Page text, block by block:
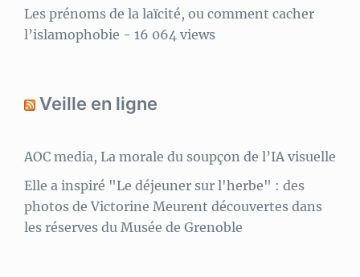
Les prénoms de la laïcité, ou comment cacher
l’islamophobie - 16 064 views
Veille en ligne
AOC media, La morale du soupçon de l’IA visuelle
Elle a inspiré "Le déjeuner sur l'herbe" : des
photos de Victorine Meurent découvertes dans
les réserves du Musée de Grenoble